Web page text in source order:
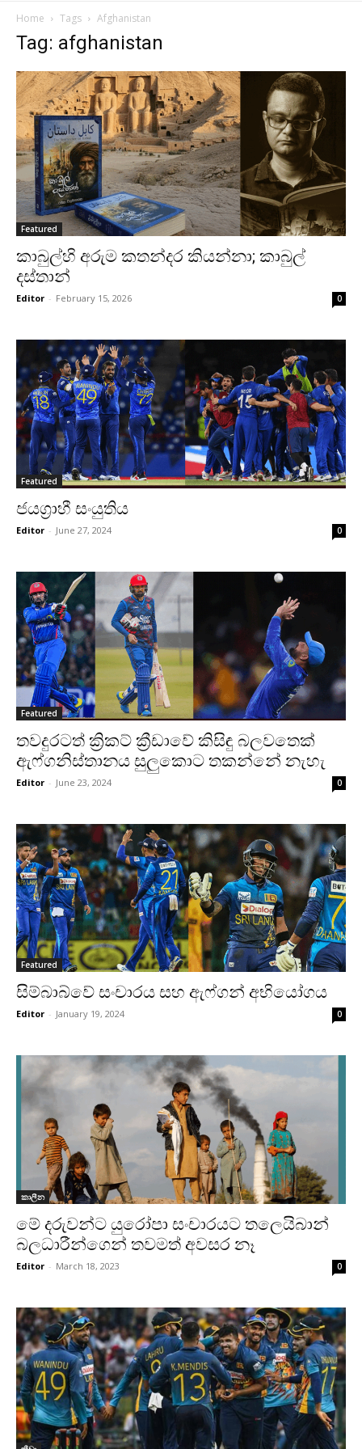
Home Tags Afghanistan
Tag: afghanistan
Featured
කාබුල්හි අරුම කතන්දර කියන්නා; කාබුල්
දස්තාන්
Editor - February 15, 2026 0
Featured
ජයග්‍රාහී සංයුතිය
Editor - June 27, 2024 0
Featured
තවදුරටත් ක්‍රිකට් ක්‍රීඩාවේ කිසිඳු බලවතෙක්
ඇෆ්ගනිස්තානය සුලුකොට තකන්නේ නැහැ
Editor - June 23, 2024 0
Featured
සිම්බාබ්වේ සංචාරය සහ ඇෆ්ගන් අභියෝගය
Editor - January 19, 2024 0
කාලීන
මේ දරුවන්ට යුරෝපා සංචාරයට තලෙයිබාන්
බලධාරීන්ගෙන් තවමත් අවසර නෑ
Editor - March 18, 2023 0